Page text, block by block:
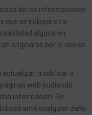
de las informaciones
que se indique otra
alguna en
originarse por el uso de
actualizar, modificar o
web pudiendo
información. Se
ante cualquier daño